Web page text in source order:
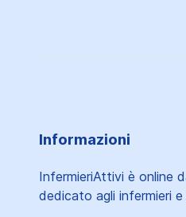
Informazioni
InfermieriAttivi è online
dedicato agli infermieri